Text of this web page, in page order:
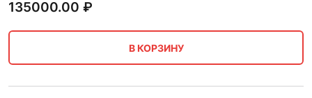
135000.00 ₽
В КОРЗИНУ